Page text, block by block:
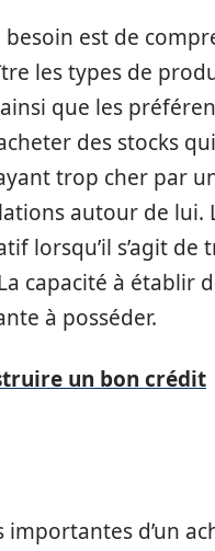
est de
les types de
que les
des stocks
trop cher par
autour de lui.
lorsqu’il s’agit de
capacité à établir
à posséder.
un bon crédit
d’un